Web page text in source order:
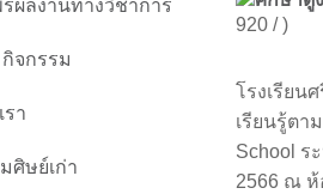
ร่ผลงานทางวิชาการ
จกรรม
รา
ศิษย์เก่า
920 / )
โรงเรียน
เรียนรู้ตา
School ร
2566 ณ ห้